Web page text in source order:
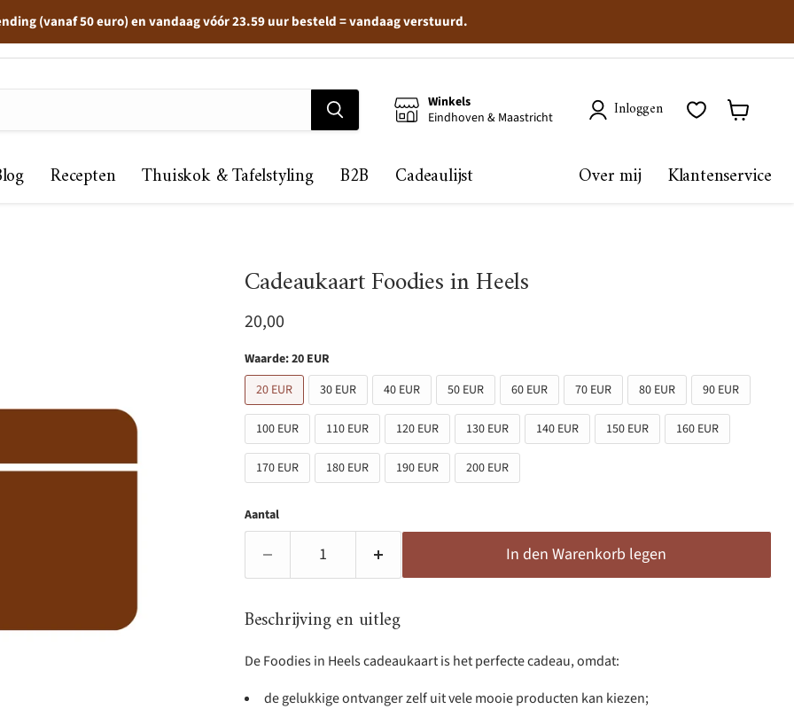
(vanaf 50 euro) en vandaag vóór 23.59 uur besteld = vandaag verstuurd.
Winkels
Eindhoven & Maastricht
Inloggen
Recepten Thuiskok & Tafelstyling B2B Cadeaulijst Over mij Klantenservice
Cadeaukaart Foodies in Heels
Huidige prijs
20,00
Waarde:20 EUR
20 EUR
30 EUR 40 EUR 50 EUR 60 EUR 70 EUR 80 EUR 90 EUR
100 EUR 110 EUR 120 EUR 130 EUR 140 EUR 150 EUR 160 EUR
170 EUR 180 EUR 190 EUR 200 EUR
Aantal
In den Warenkorb legen
Beschrijving en uitleg
De Foodies in Heels cadeaukaart is het perfecte cadeau, omdat:
de gelukkige ontvanger zelf uit vele mooie producten kan kiezen;